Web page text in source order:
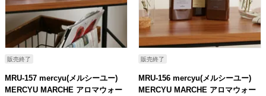
販売終了
MRU-157 mercyu(メルシーユー)
MERCYU MARCHE アロマウォー
販売終了
MRU-156 mercyu(メルシーユー)
MERCYU MARCHE アロマウォー